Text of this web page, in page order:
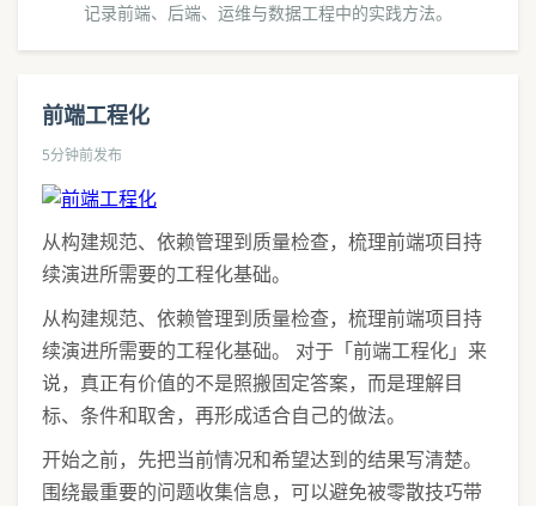
记录前端、后端、运维与数据工程中的实践方法。
前端工程化
5分钟前发布
从构建规范、依赖管理到质量检查，梳理前端项目持
续演进所需要的工程化基础。
从构建规范、依赖管理到质量检查，梳理前端项目持
续演进所需要的工程化基础。 对于「前端工程化」来
说，真正有价值的不是照搬固定答案，而是理解目
标、条件和取舍，再形成适合自己的做法。
开始之前，先把当前情况和希望达到的结果写清楚。
围绕最重要的问题收集信息，可以避免被零散技巧带